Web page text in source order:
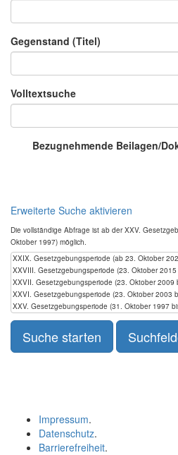
Gegenstand (Titel)
Volltextsuche
Bezugnehmende Beilagen/
Erweiterte Suche aktivieren
Die vollständige Abfrage ist ab der XXV.
Oktober 1997) möglich.
XXIX. Gesetzgebungsperiode (ab 23. Oktober
XXVIII. Gesetzgebungsperiode (23. Oktober
XXVII. Gesetzgebungsperiode (23. Oktober 2009
XXVI. Gesetzgebungsperiode (23. Oktober 2003
XXV. Gesetzgebungsperiode (31. Oktober 1997
Impressum.
Datenschutz.
Barrierefreiheit.